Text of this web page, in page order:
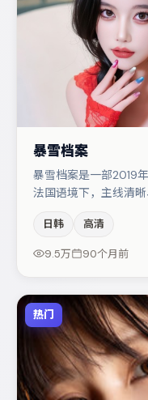
暴雪档案
暴雪档案是一部2019
法国语境下，主线清
村拓哉与易烊千玺的
节塑造推动谜题层层
日韩 高清
9.5万 90个月前
热门